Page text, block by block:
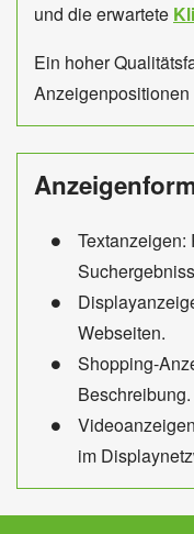
und die erwartete
Ein hoher
Textanzeigen:
Webseiten.
Shopping-
Beschreibung.
im